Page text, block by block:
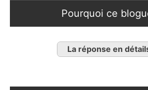
Pourquoi ce
La réponse en